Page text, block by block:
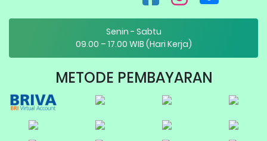
Senin - Sabtu
09.00 – 17.00 WIB (Hari Kerja)
METODE PEMBAYARAN